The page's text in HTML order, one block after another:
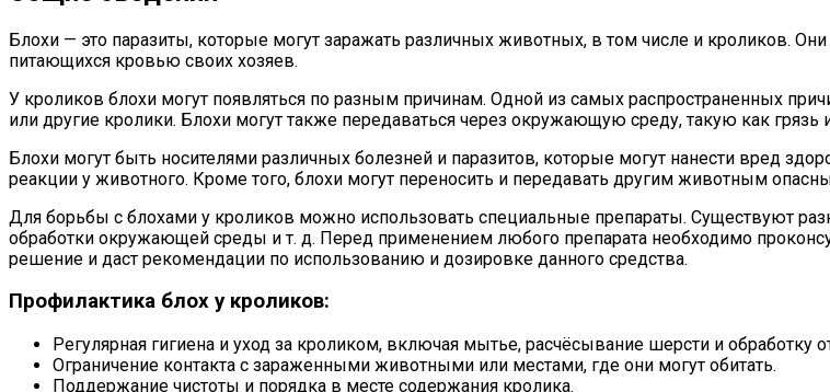
Блохи — это паразиты, которые могут заражать различных животных, в том числе и кроликов.
питающихся кровью своих хозяев.
У кроликов блохи могут появляться по разным причинам. Одной из самых распространенных
или другие кролики. Блохи могут также передаваться через окружающую среду, такую как грязь
Блохи могут быть носителями различных болезней и паразитов, которые могут нанести вред
реакции у животного. Кроме того, блохи могут переносить и передавать другим животным
Для борьбы с блохами у кроликов можно использовать специальные препараты. Существуют
обработки окружающей среды и т. д. Перед применением любого препарата необходимо
решение и даст рекомендации по использованию и дозировке данного средства.
Профилактика блох у кроликов:
Регулярная гигиена и уход за кроликом, включая мытье, расчёсывание шерсти и обработку
Ограничение контакта с зараженными животными или местами, где они могут обитать.
Поддержание чистоты и порядка в месте содержания кролика.